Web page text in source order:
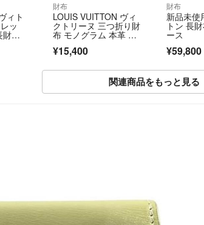
ィト
ッ
財
財布
LOUIS VUITTON ヴィ
クトリーヌ 三つ折り財
布 モノグラム 本革 ネ
¥15,400
財布
新品未使
トン 長
ース
¥59,800
関連商品をもっと見る